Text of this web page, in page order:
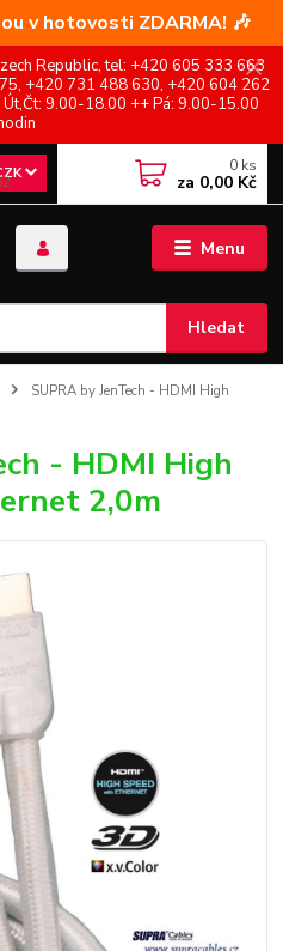
v hotovosti ZDARMA! 🎶
Republic, tel: +420 605 333 663
+420 731 488 630, +420 604 262
9.00-18.00 ++ Pá: 9.00-15.00
Menu
Hledat
0 ks
za 0,00 Kč
SUPRA by JenTech - HDMI High
- HDMI High
2,0m